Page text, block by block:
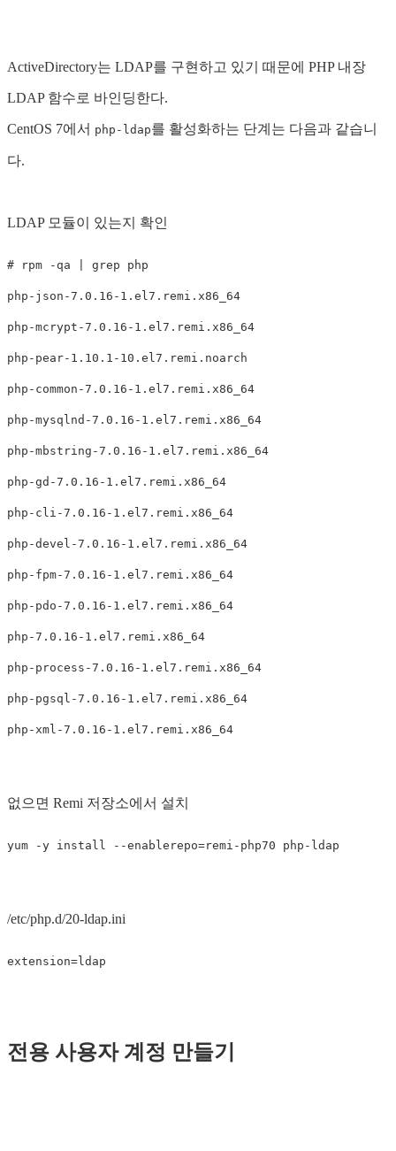
ActiveDirectory는 LDAP를 구현하고 있기 때문에 PHP 내장
LDAP 함수로 바인딩한다.
CentOS 7에서 php-ldap를 활성화하는 단계는 다음과 같습니
다.
LDAP 모듈이 있는지 확인
# rpm -qa | grep php
php-json-7.0.16-1.el7.remi.x86_64
php-mcrypt-7.0.16-1.el7.remi.x86_64
php-pear-1.10.1-10.el7.remi.noarch
php-common-7.0.16-1.el7.remi.x86_64
php-mysqlnd-7.0.16-1.el7.remi.x86_64
php-mbstring-7.0.16-1.el7.remi.x86_64
php-gd-7.0.16-1.el7.remi.x86_64
php-cli-7.0.16-1.el7.remi.x86_64
php-devel-7.0.16-1.el7.remi.x86_64
php-fpm-7.0.16-1.el7.remi.x86_64
php-pdo-7.0.16-1.el7.remi.x86_64
php-7.0.16-1.el7.remi.x86_64
php-process-7.0.16-1.el7.remi.x86_64
php-pgsql-7.0.16-1.el7.remi.x86_64
없으면 Remi 저장소에서 설치
/etc/php.d/20-ldap.ini
extension= ldap
전용 사용자 계정 만들기